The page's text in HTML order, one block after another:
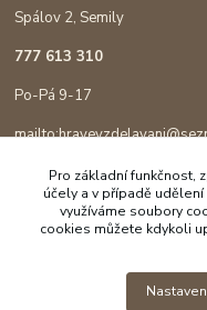
Spálov 2, Semily
777 613 310
Po-Pá 9-17
Pro základní funkčnost,
účely a v případě
využíváme soubory
cookies můžete kdykoli